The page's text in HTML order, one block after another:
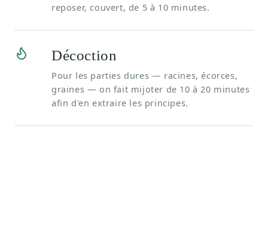
reposer, couvert, de 5 à 10 minutes.
Décoction
Pour les parties dures — racines, écorces,
graines — on fait mijoter de 10 à 20 minutes
afin d'en extraire les principes.